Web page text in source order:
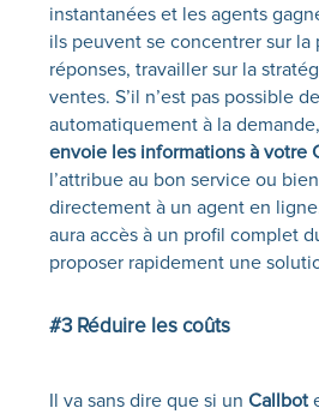
instantanées et les agents
ils peuvent se concentrer sur la
réponses, travailler sur la
ventes. S’il n’est pas possible
automatiquement à la demande,
envoie les informations à votre
l’attribue au bon service ou
directement à un agent en ligne
aura accès à un profil complet
proposer rapidement une
#3 Réduire les coûts
Il va sans dire que si un Callbot